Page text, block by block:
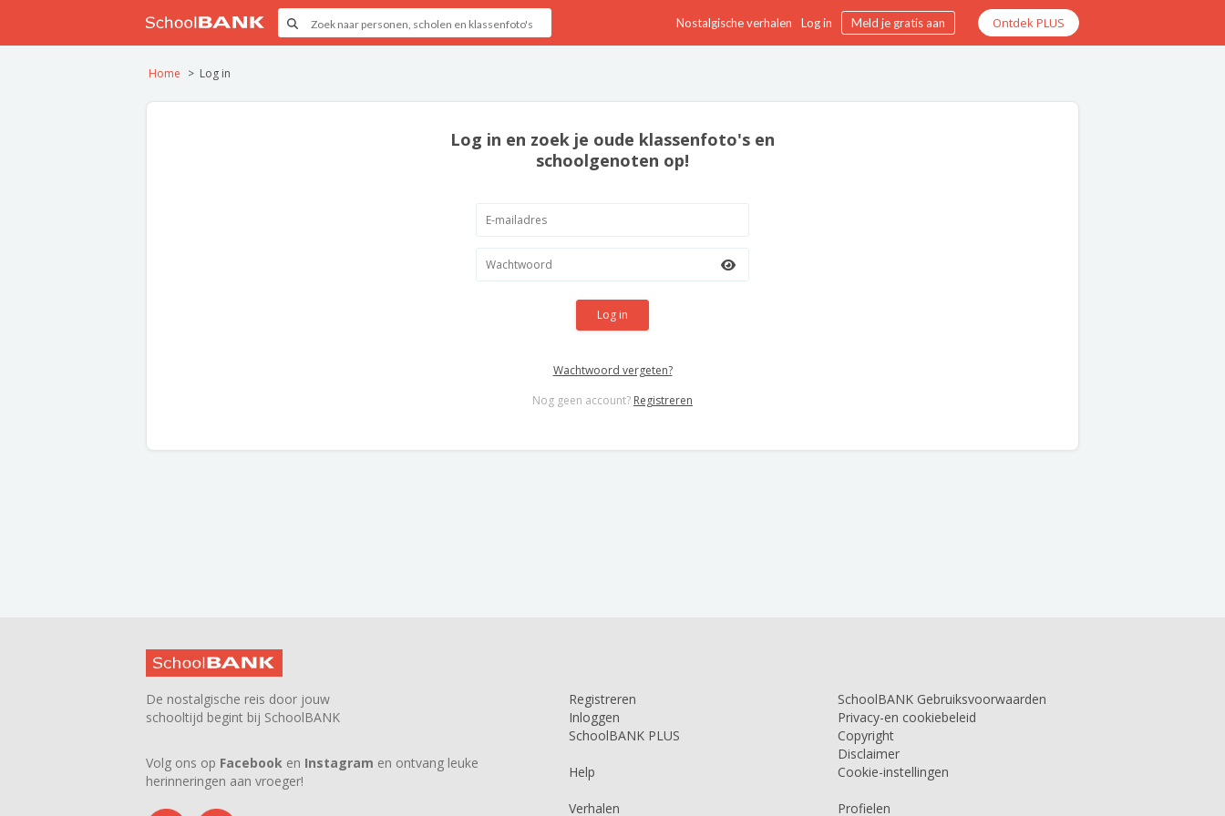
Nostalgische verhalen Log in Meld je gratis aan Ontdek PLUS
Home Log in
Log in en zoek je oude klassenfoto's en
schoolgenoten op!
Log in
Wachtwoord vergeten?
Nog geen account? Registreren
De nostalgische reis door jouw
schooltijd begint bij SchoolBANK
Volg ons op Facebook en Instagram en ontvang leuke
herinneringen aan vroeger!
Registreren
Inloggen
SchoolBANK PLUS
Help
Verhalen
SchoolBANK Gebruiksvoorwaarden
Privacy-en cookiebeleid
Copyright
Disclaimer
Cookie-instellingen
Profielen